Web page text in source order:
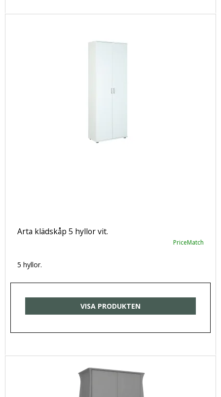
Arta klädskåp 5 hyllor vit.
PriceMatch
5 hyllor.
VISA PRODUKTEN